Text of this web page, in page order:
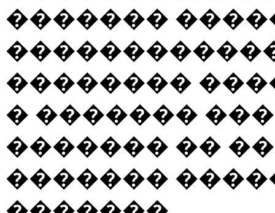
�������
��������
� �������
������� ��
�������